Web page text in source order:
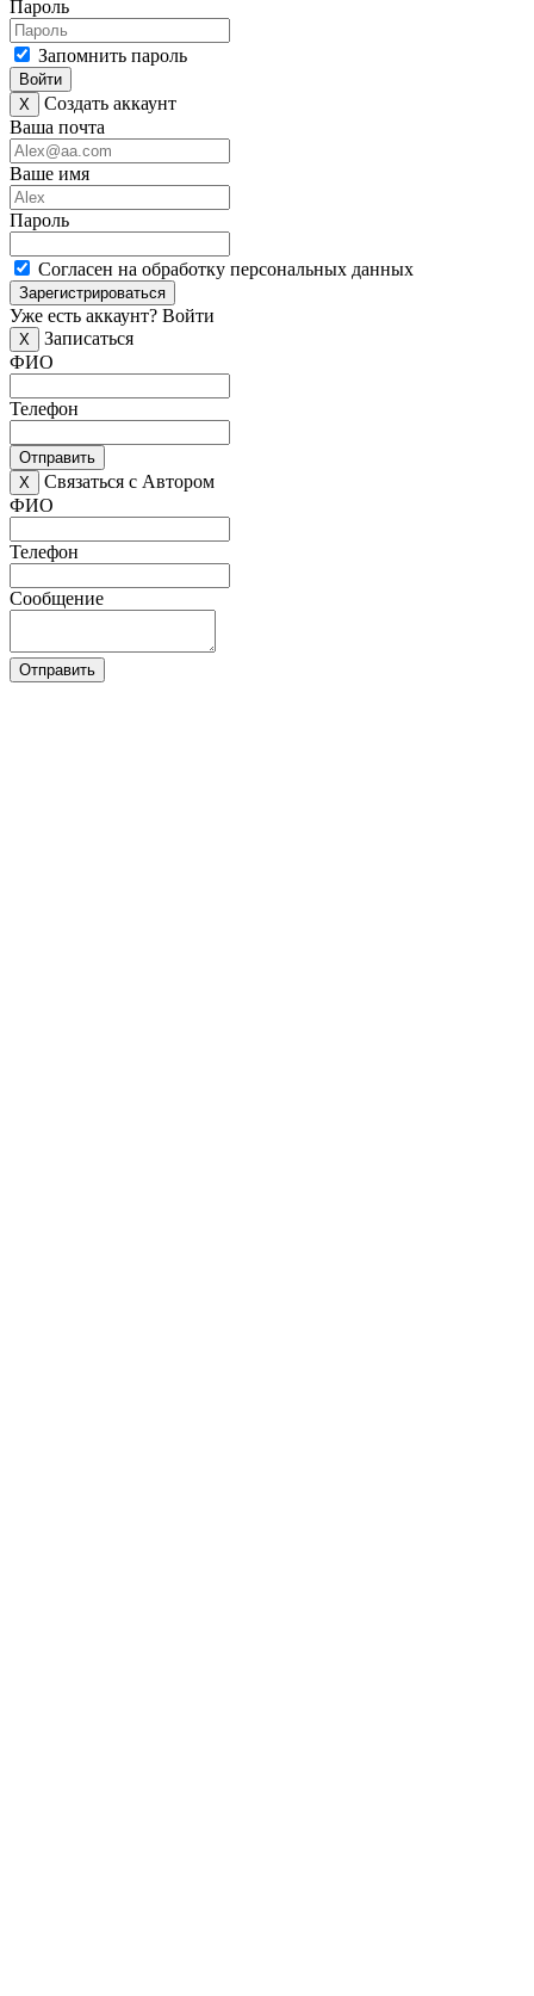
Пароль
Запомнить пароль
Войти
X
Создать аккаунт
Ваша почта
Ваше имя
Пароль
Согласен на обработку персональных данных
Зарегистрироваться
Уже есть аккаунт? Войти
X
Записаться
ФИО
Телефон
Отправить
X
Связаться с Автором
ФИО
Телефон
Сообщение
Отправить